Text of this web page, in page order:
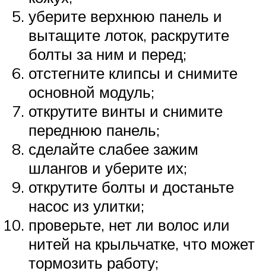
уберите верхнюю панель и
вытащите лоток, раскрутите
болты за ним и перед;
отстегните клипсы и снимите
основной модуль;
открутите винты и снимите
переднюю панель;
сделайте слабее зажим
шлангов и уберите их;
открутите болты и достаньте
насос из улитки;
проверьте, нет ли волос или
нитей на крыльчатке, что может
тормозить работу;